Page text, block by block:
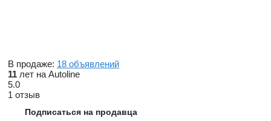
В продаже: 18 объявлений
11 лет на Autoline
5.0
1 отзыв
Подписаться на продавца